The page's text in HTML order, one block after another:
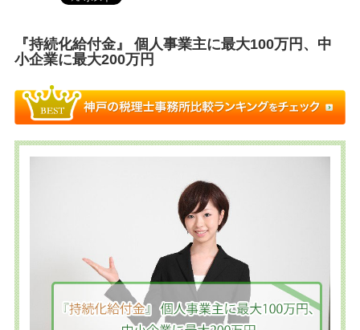
『持続化給付金』 個人事業主に最大100万円、中
小企業に最大200万円